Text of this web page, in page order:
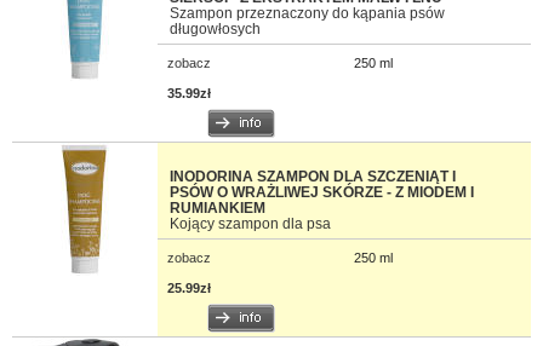
Szampon przeznaczony do kąpania psów
długowłosych
zobacz 250 ml
35.99zł
INODORINA SZAMPON DLA SZCZENIĄT I
PSÓW O WRAŻLIWEJ SKÓRZE - Z MIODEM I
RUMIANKIEM
Kojący szampon dla psa
zobacz 250 ml
25.99zł